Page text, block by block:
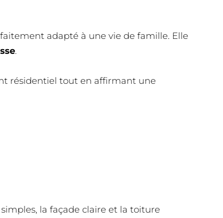
adapté à une vie de famille. Elle
.
résidentiel tout en affirmant une
simples, la façade claire et la toiture